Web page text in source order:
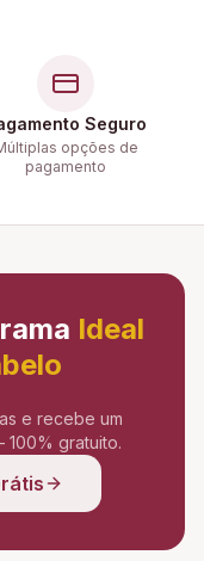
Seguro
opções de
pagamento
Ideal
e recebe um
gratuito.